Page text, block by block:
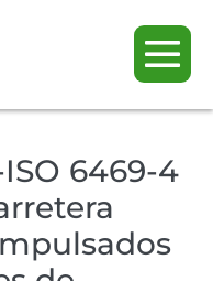
6469-4